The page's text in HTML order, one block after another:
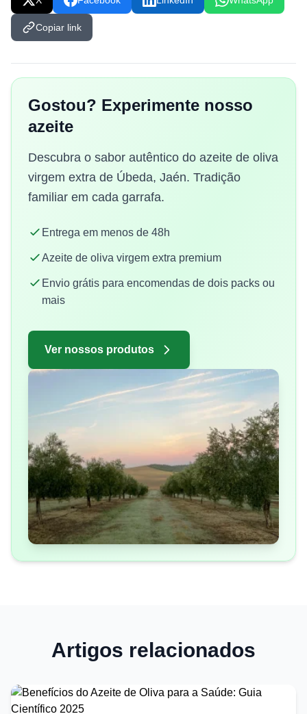
Copiar link
Gostou? Experimente nosso
azeite
Descubra o sabor autêntico do azeite de oliva
virgem extra de Úbeda, Jaén. Tradição
familiar em cada garrafa.
Entrega em menos de 48h
Azeite de oliva virgem extra premium
Envio grátis para encomendas de dois packs ou
mais
Ver nossos produtos
Artigos relacionados